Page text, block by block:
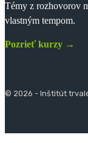
Témy z rozhovorov
vlastným tempom.
Pozrieť kurzy →
© 2026 - Inštitút